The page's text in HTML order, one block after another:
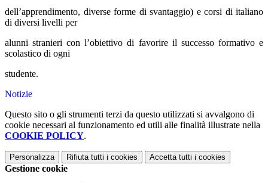
dell’apprendimento, diverse forme di svantaggio) e corsi di italiano
di diversi livelli per
alunni stranieri con l’obiettivo di favorire il successo formativo e
scolastico di ogni
studente.
Notizie
Questo sito o gli strumenti terzi da questo utilizzati si avvalgono di
cookie necessari al funzionamento ed utili alle finalità illustrate nella
COOKIE POLICY.
Personalizza Rifiuta tutti i cookies Accetta tutti i cookies
Gestione cookie